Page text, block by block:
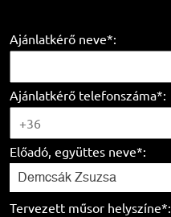
Ajánlatkérő neve*:
Ajánlatkérő telefonszáma*:
Előadó, együttes neve*:
Demcsák Zsuzsa
Tervezett műsor helyszíne*: